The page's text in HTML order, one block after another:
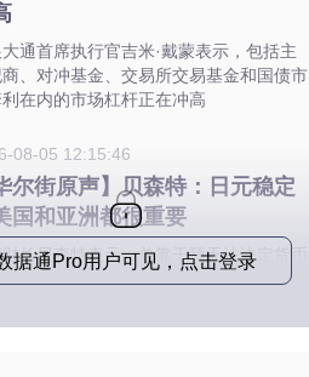
通首席执行官吉米·戴蒙表示，包括主
、对冲基金、交易所交易基金和国债市
在内的市场杠杆正在冲高
08-05 12:15:46
尔街原声】贝森特：日元稳定
国和亚洲都很重要
财长贝森特表示，单靠干预无法决定货币
据通Pro用户可见，点击登录